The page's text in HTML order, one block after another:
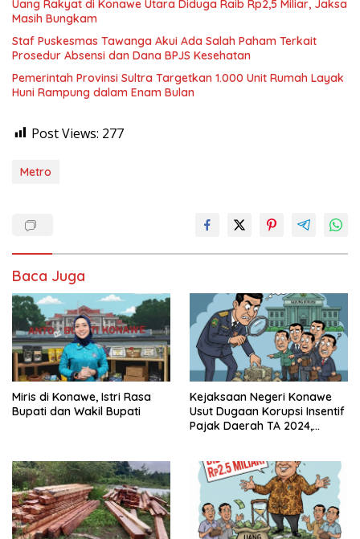
Uang Rakyat di Konawe Utara Diduga Raib Rp2,5 Miliar, Jaksa
Masih Bungkam
Staf Puskesmas Tawanga Akui Ada Salah Paham Terkait
Prosedur Absensi dan Dana BPJS Kesehatan
Pemerintah Provinsi Sultra Targetkan 1.000 Unit Rumah Layak
Huni Rampung dalam Enam Bulan
Post Views: 277
Metro
Baca Juga
Miris di Konawe, Istri Rasa
Bupati dan Wakil Bupati
Kejaksaan Negeri Konawe
Usut Dugaan Korupsi Insentif
Pajak Daerah TA 2024,